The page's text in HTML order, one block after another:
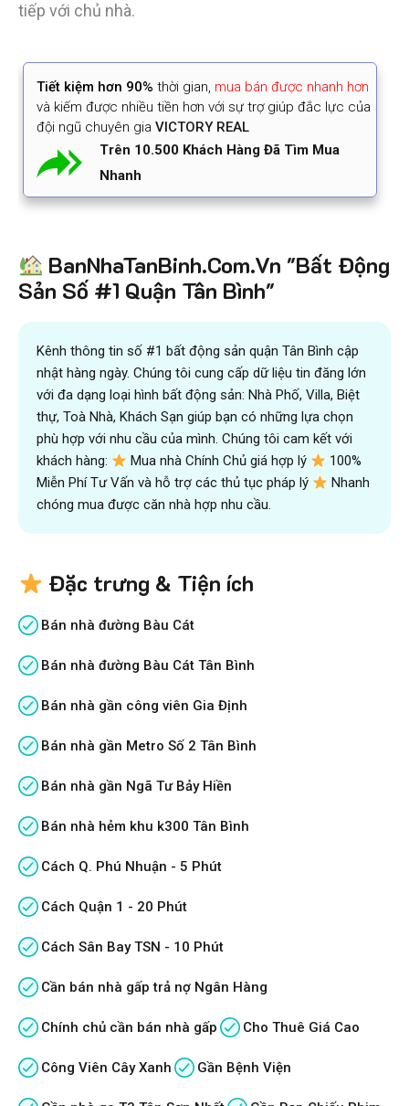
tiếp với chủ nhà.
Tiết kiệm hơn 90% thời gian, mua bán được nhanh hơn
và kiếm được nhiều tiền hơn với sự trợ giúp đắc lực của
đội ngũ chuyên gia VICTORY REAL
Trên 10.500 Khách Hàng Đã Tìm Mua
Nhanh
BanNhaTanBinh.Com.Vn "Bất Động
Sản Số #1 Quận Tân Bình"
Kênh thông tin số #1 bất động sản quận Tân Bình cập
nhật hàng ngày. Chúng tôi cung cấp dữ liệu tin đăng lớn
với đa dạng loại hình bất động sản: Nhà Phố, Villa, Biệt
thự, Toà Nhà, Khách Sạn giúp bạn có những lựa chọn
phù hợp với nhu cầu của mình. Chúng tôi cam kết với
khách hàng:
Mua nhà Chính Chủ giá hợp lý
100%
Miễn Phí Tư Vấn và hỗ trợ các thủ tục pháp lý
Nhanh
chóng mua được căn nhà hợp nhu cầu.
Đặc trưng & Tiện ích
Bán nhà đường Bàu Cát
Bán nhà đường Bàu Cát Tân Bình
Bán nhà gần công viên Gia Định
Bán nhà gần Metro Số 2 Tân Bình
Bán nhà gần Ngã Tư Bảy Hiền
Bán nhà hẻm khu k300 Tân Bình
Cách Q. Phú Nhuận - 5 Phút
Cách Quận 1 - 20 Phút
Cách Sân Bay TSN - 10 Phút
Cần bán nhà gấp trả nợ Ngân Hàng
Chính chủ cần bán nhà gấp Cho Thuê Giá Cao
Công Viên Cây Xanh Gần Bệnh Viện